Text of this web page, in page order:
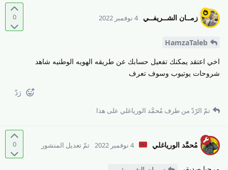
0 زمــان الشــريفــي 4 نوفمبر 2022
HamzaTaleb
اخي اعتقد يمكنك تفعيل حسابك عن طريقه الهويه الوطنيه شاهد
شروحات يوتيوب وسوف تعرف
رَدّ
تمّ الرّدّ من طرف مُحمَّد الورياغلي على هذا
0 مُحمَّد الورياغلي 4 نوفمبر 2022 تمّ تعديل المنشور